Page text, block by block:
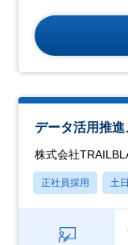
データ活用推進
株式会社
正社員採用 土